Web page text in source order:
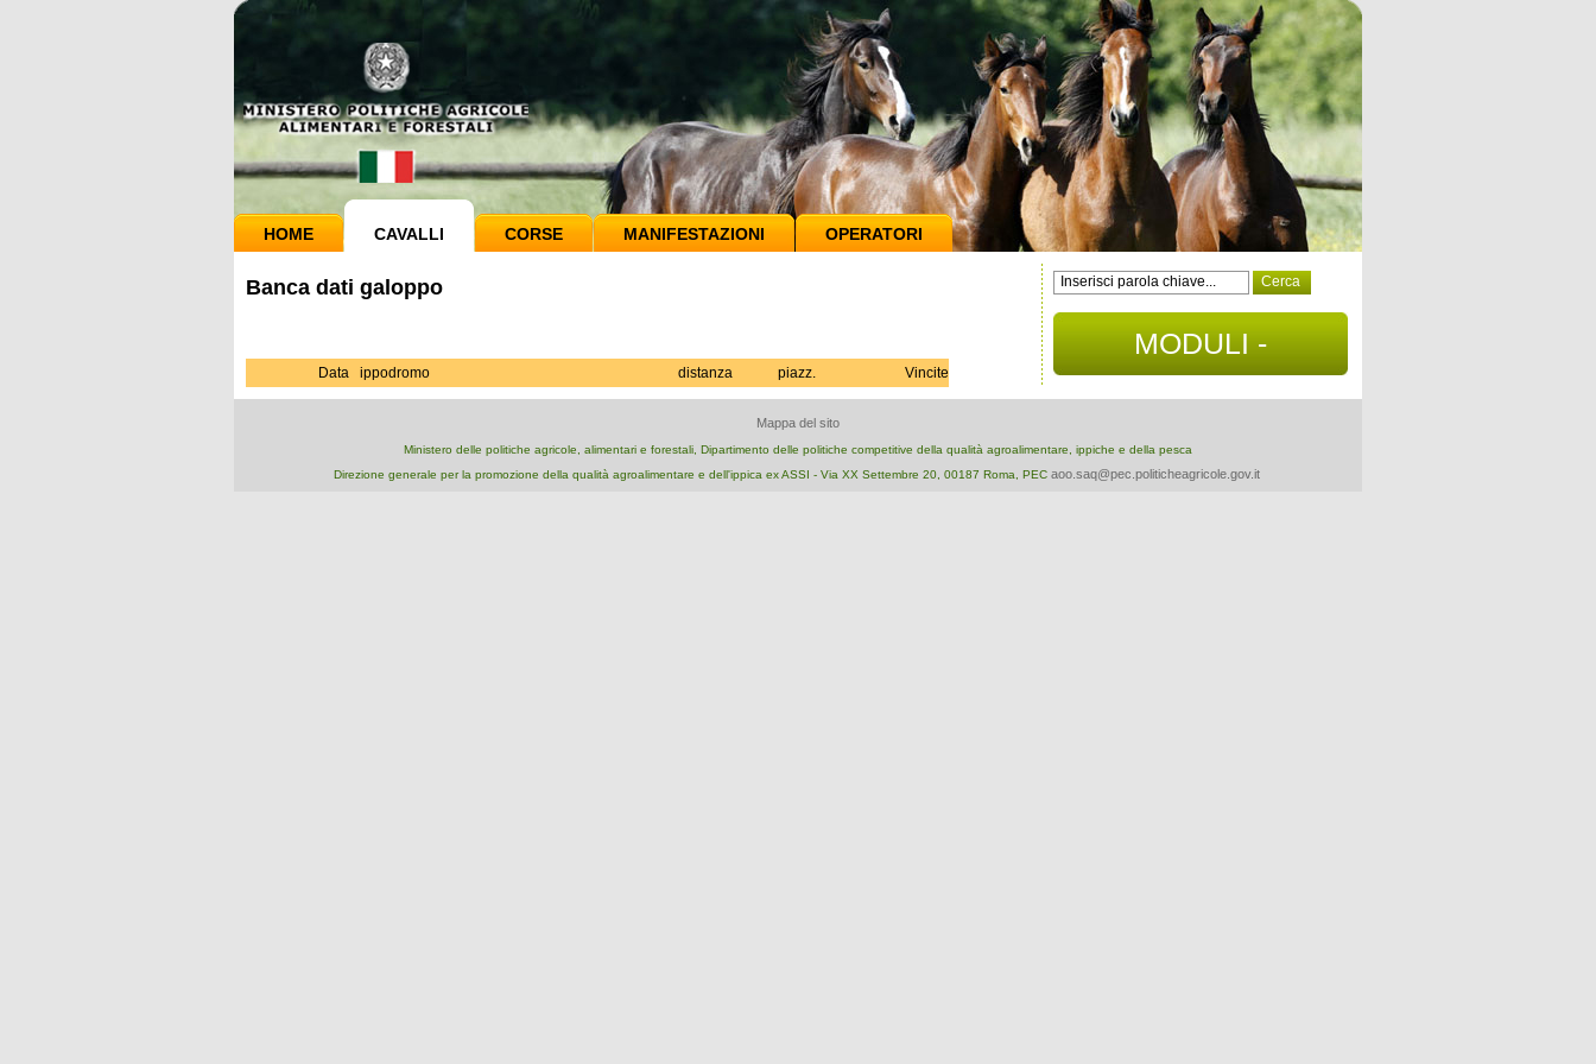
HOME CAVALLI CORSE MANIFESTAZIONI OPERATORI
Banca dati galoppo
Data ippodromo distanza piazz. Vincite
MODULI -
DOCUMENTI
Mappa del sito
Ministero delle politiche agricole, alimentari e forestali, Dipartimento delle politiche competitive della qualità agroalimentare, ippiche e della pesca
Direzione generale per la promozione della qualità agroalimentare e dell'ippica ex ASSI - Via XX Settembre 20, 00187 Roma, PEC aoo.saq@pec.politicheagricole.gov.it